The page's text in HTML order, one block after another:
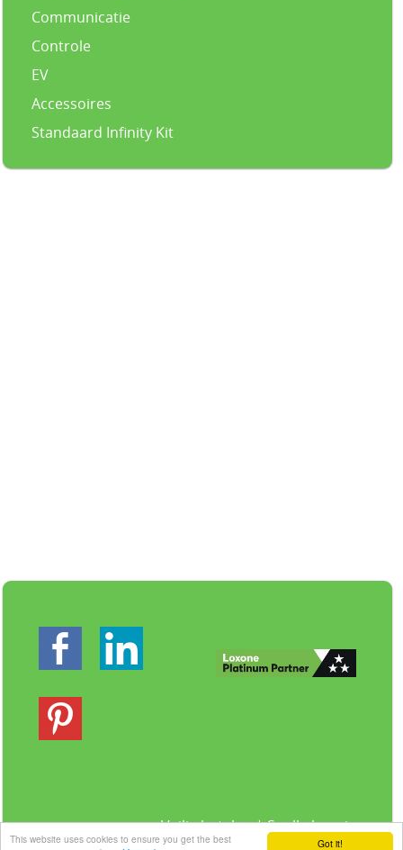
Got it!
This website uses cookies to ensure you get the best
Communicatie
Controle
EV
Accessoires
Standaard Infinity Kit
Veilig betalen | Snelle levering